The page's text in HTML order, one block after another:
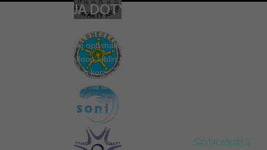
INFORMACJA DOTYCZĄCA PLIKÓW
Informujemy, iż w celu optymalizacji treści dostępnych na naszej
stronie internetowej lfoon.lublin.pl, dostosowania ich do Państwa
indywidualnych potrzeb korzystamy z informacji zapisanych za
pomocą plików cookies na urządzeniach końcowych użytkowników.
Pliki cookies użytkownik może kontrolować za pomocą ustawień swojej
przeglądarki internetowej. Dalsze korzystanie z naszej strony
internetowej bez zmiany ustawień przeglądarki internetowej oznacza,
iż użytkownik akceptuje stosowanie plików cookies. Czytaj więcej o